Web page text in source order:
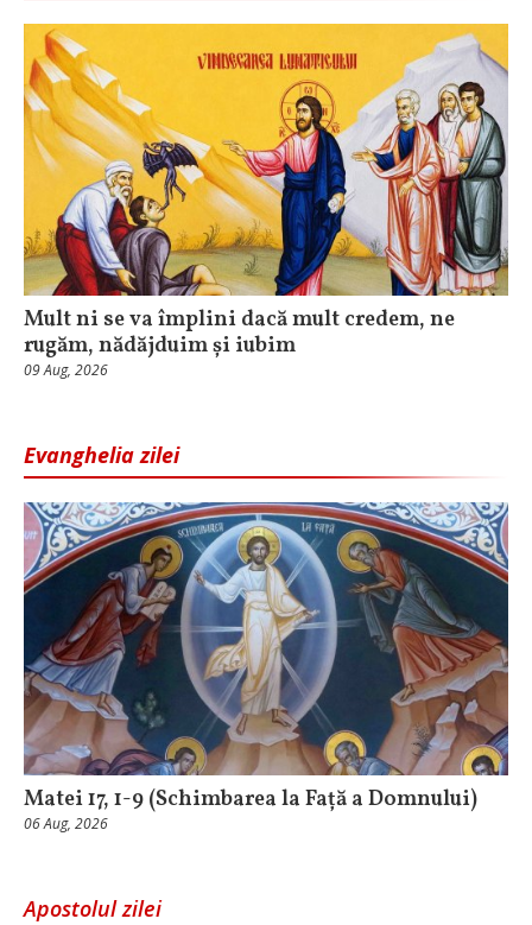
Mult ni se va împlini dacă mult credem, ne
rugăm, nădăjduim și iubim
09 Aug, 2026
Evanghelia zilei
Matei 17, 1-9 (Schimbarea la Față a Domnului)
06 Aug, 2026
Apostolul zilei